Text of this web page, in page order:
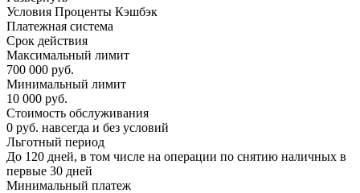
Условия Проценты Кэшбэк
Платежная система
Срок действия
Максимальный лимит
700 000 руб.
Минимальный лимит
10 000 руб.
Стоимость обслуживания
0 руб. навсегда и без условий
Льготный период
До 120 дней, в том числе на операции по снятию наличных в
первые 30 дней
Минимальный платеж